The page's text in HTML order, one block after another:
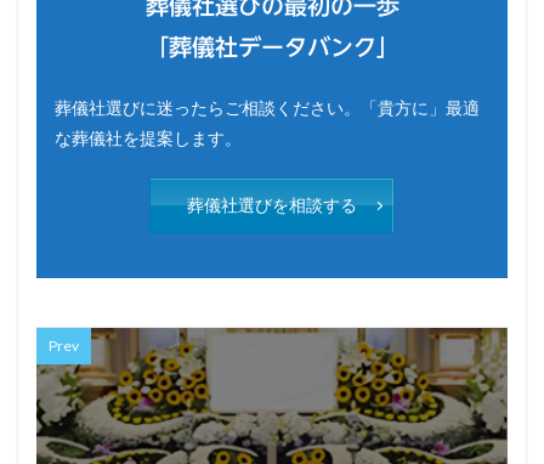
葬儀社選びの最初の一歩
「葬儀社データバンク」
葬儀社選びに迷ったらご相談ください。「貴方に」最適
な葬儀社を提案します。
葬儀社選びを相談する
Prev